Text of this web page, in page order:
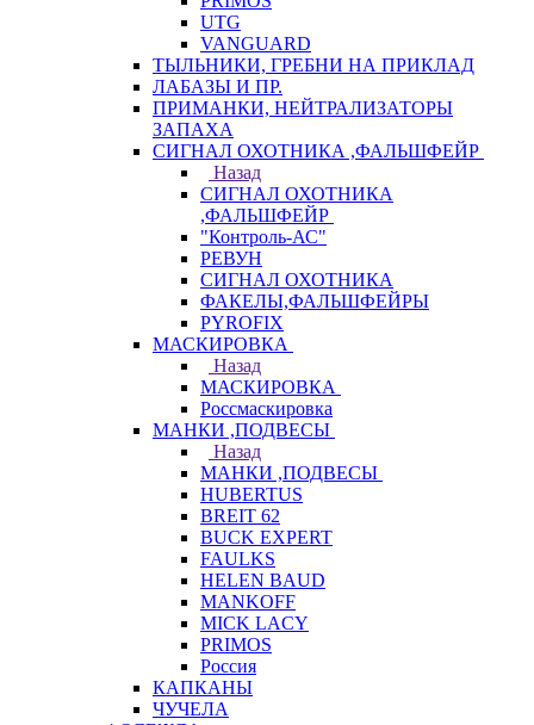
UTG
VANGUARD
ТЫЛЬНИКИ, ГРЕБНИ НА ПРИКЛАД
ЛАБАЗЫ И ПР.
ПРИМАНКИ, НЕЙТРАЛИЗАТОРЫ
ЗАПАХА
СИГНАЛ ОХОТНИКА ,ФАЛЬШФЕЙР
Назад
СИГНАЛ ОХОТНИКА
,ФАЛЬШФЕЙР
"Контроль-АС"
РЕВУН
СИГНАЛ ОХОТНИКА
ФАКЕЛЫ,ФАЛЬШФЕЙРЫ
PYROFIX
МАСКИРОВКА
Назад
МАСКИРОВКА
Россмаскировка
МАНКИ ,ПОДВЕСЫ
Назад
МАНКИ ,ПОДВЕСЫ
HUBERTUS
BREIT 62
BUCK EXPERT
FAULKS
HELEN BAUD
MANKOFF
MICK LACY
PRIMOS
Россия
КАПКАНЫ
ЧУЧЕЛА